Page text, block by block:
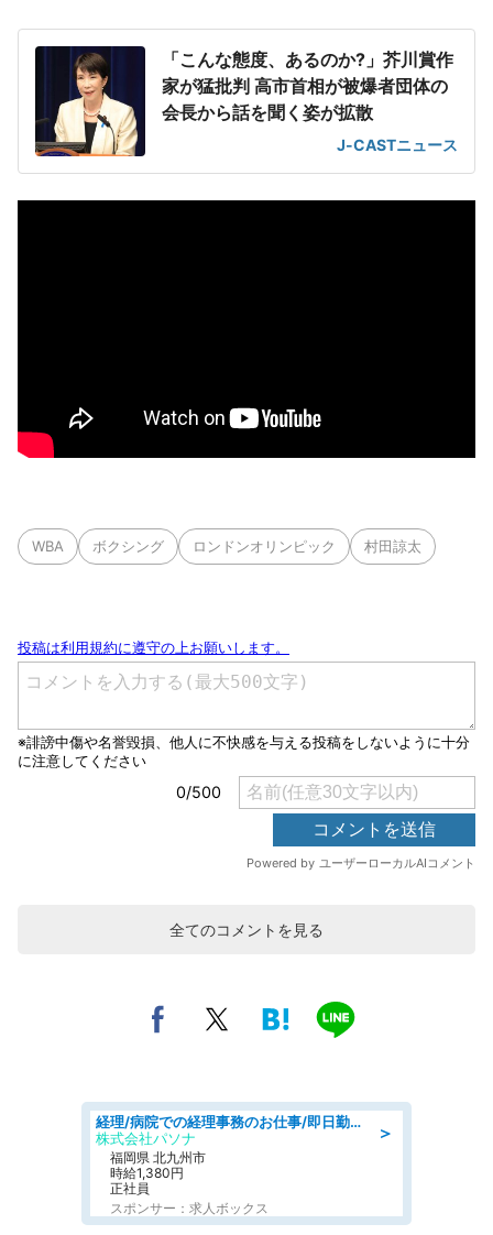
「こんな態度、あるのか?」芥川賞作
家が猛批判 高市首相が被爆者団体の
会長から話を聞く姿が拡散
J-CASTニュース
WBA ボクシング ロンドンオリンピック 村田諒太
全てのコメントを見る
＞
経理/病院での経理事務のお仕事/即日勤務可/車通勤可/経理/一般事務
株式会社パソナ
福岡県 北九州市
時給1,380円
正社員
スポンサー：求人ボックス